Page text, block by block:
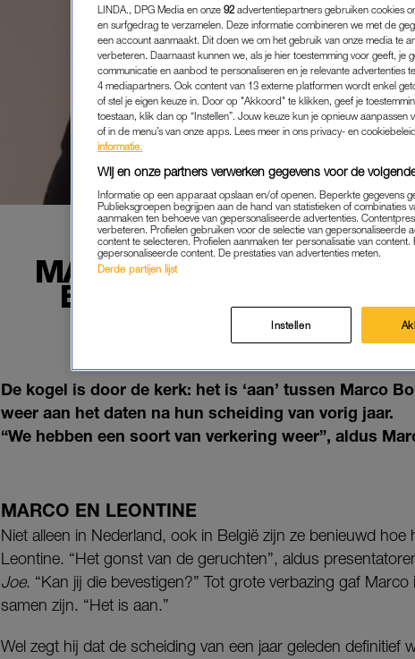
MARCO BORSATO EN
ELKAAR: 'WE HEBBEN
NIEUWS| GELEZEN BIJ DE
18-06-2021 | ELIANE
De kogel is door de kerk: het is ‘aan’ tussen Marco
weer aan het daten na hun scheiding van vorig jaar.
“We hebben een soort van verkering weer”, aldus
MARCO EN LEONTINE
Niet alleen in Nederland, ook in België zijn ze benieuwd
Leontine. “Het gonst van de geruchten”, aldus
Joe. “Kan jij die bevestigen?” Tot grote verbazing gaf
samen zijn. “Het is aan.”
Wel zegt hij dat de scheiding van een jaar geleden definitief
LINDA., DPG Media en onze 92 advertentiepartners gebruiken cookies
en surfgedrag te verzamelen. Deze informatie combineren we met de
een account aanmaakt. Dit doen we om het gebruik van onze media te
verbeteren. Daarnaast kunnen we, als je hier toestemming voor geeft, je
communicatie en aanbod te personaliseren en je relevante advertenties
4 mediapartners. Ook content van 13 externe platformen wordt enkel
of stel je eigen keuze in. Door op "Akkoord" te klikken, geef je
toestaan, klik dan op “Instellen”. Jouw keuze kun je opnieuw aanpassen
of in de menu’s van onze apps. Lees meer in ons privacy- en
informatie.
Wij en onze partners verwerken gegevens voor de
Informatie op een apparaat opslaan en/of openen. Beperkte gegevens
Publieksgroepen begrijpen aan de hand van statistieken of combinaties
aanmaken ten behoeve van gepersonaliseerde advertenties.
verbeteren. Profielen gebruiken voor de selectie van gepersonaliseerde
content te selecteren. Profielen aanmaken ter personalisatie van
gepersonaliseerde content. De prestaties van advertenties meten.
Derde partijen lijst
Instellen